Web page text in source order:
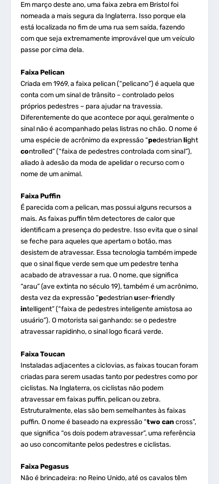
Em março deste ano, uma faixa zebra em Bristol foi
nomeada a mais segura da Inglaterra. Isso porque ela
está localizada no fim de uma rua sem saída, fazendo
com que seja extremamente improvável que um veículo
passe por cima dela.
Faixa Pelican
Criada em 1969, a faixa pelican (“pelicano”) é aquela que
conta com um sinal de trânsito – controlado pelos
próprios pedestres – para ajudar na travessia.
Diferentemente do que acontece por aqui, geralmente o
sinal não é acompanhado pelas listras no chão. O nome é
uma espécie de acrônimo da expressão “pedestrianlight
controlled” (“faixa de pedestres controlada com sinal”),
aliado à adesão da moda de apelidar o recurso com o
nome de um animal.
Faixa Puffin
É parecida com a pelican, mas possui alguns recursos a
mais. As faixas puffin têm detectores de calor que
identificam a presença do pedestre. Isso evita que o sinal
se feche para aqueles que apertam o botão, mas
desistem de atravessar. Essa tecnologia também impede
que o sinal fique verde sem que um pedestre tenha
acabado de atravessar a rua. O nome, que significa
“arau” (ave extinta no século 19), também é um acrônimo,
desta vez da expressão “pedestrianuser-friendly
intelligent” (“faixa de pedestres inteligente amistosa ao
usuário”). O motorista sai ganhando: se o pedestre
atravessar rapidinho, o sinal logo ficará verde.
Faixa Toucan
Instaladas adjacentes a ciclovias, as faixas toucan foram
criadas para serem usadas tanto por pedestres como por
ciclistas. Na Inglaterra, os ciclistas não podem
atravessar em faixas puffin, pelican ou zebra.
Estruturalmente, elas são bem semelhantes às faixas
puffin. O nome é baseado na expressão “two cancross”,
que significa “os dois podem atravessar”, uma referência
ao uso concomitante pelos pedestres e ciclistas.
Faixa Pegasus
Não é brincadeira: no Reino Unido, até os cavalos têm